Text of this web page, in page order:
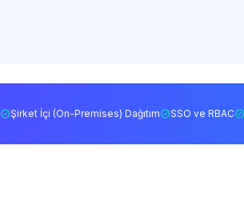
Şirket İçi (On-Premises) Dağıtım SSO ve RBAC